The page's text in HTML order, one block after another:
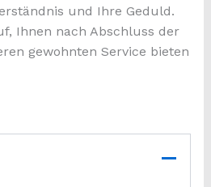
und Ihre Geduld.
Ihnen nach Abschluss der
gewohnten Service bieten